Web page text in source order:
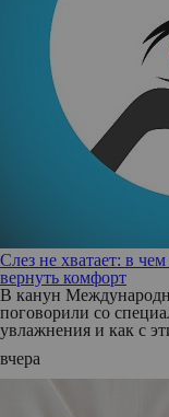
Слез не хватает: в
вернуть комфорт
В канун
поговорили со
увлажнения и как с
вчера